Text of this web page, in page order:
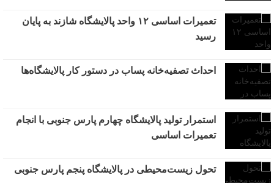
تعمیرات اساسی ۱۲ واحد پالایشگاه شازند به پایان
رسید
احداث تصفیه‌خانه پساب در دستور کار پالایشگاه‌ها
استمرار تولید پالایشگاه چهارم پارس جنوبی با انجام
تعمیرات اساسی
تحول زیست‌محیطی در پالایشگاه پنجم پارس‌ جنوبی